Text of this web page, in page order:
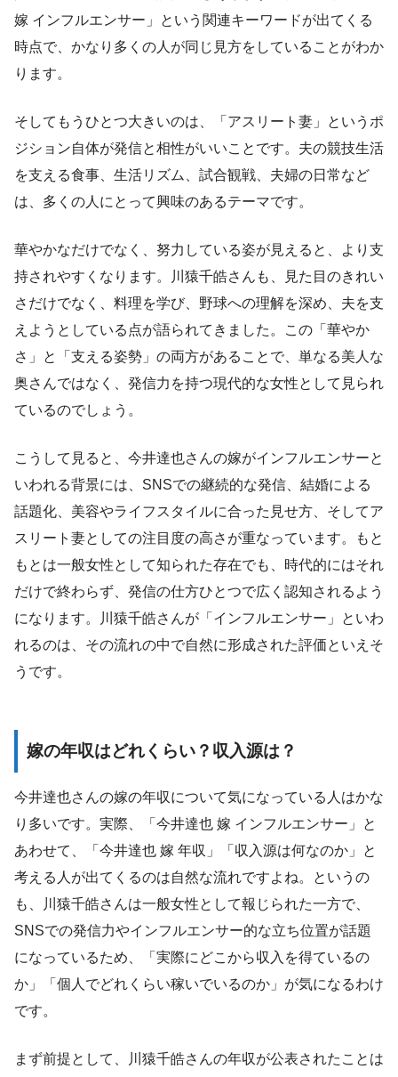
嫁 インフルエンサー」という関連キーワードが出てくる
時点で、かなり多くの人が同じ見方をしていることがわか
ります。
そしてもうひとつ大きいのは、「アスリート妻」というポ
ジション自体が発信と相性がいいことです。夫の競技生活
を支える食事、生活リズム、試合観戦、夫婦の日常など
は、多くの人にとって興味のあるテーマです。
華やかなだけでなく、努力している姿が見えると、より支
持されやすくなります。川猿千皓さんも、見た目のきれい
さだけでなく、料理を学び、野球への理解を深め、夫を支
えようとしている点が語られてきました。この「華やか
さ」と「支える姿勢」の両方があることで、単なる美人な
奥さんではなく、発信力を持つ現代的な女性として見られ
ているのでしょう。
こうして見ると、今井達也さんの嫁がインフルエンサーと
いわれる背景には、SNSでの継続的な発信、結婚による
話題化、美容やライフスタイルに合った見せ方、そしてア
スリート妻としての注目度の高さが重なっています。もと
もとは一般女性として知られた存在でも、時代的にはそれ
だけで終わらず、発信の仕方ひとつで広く認知されるよう
になります。川猿千皓さんが「インフルエンサー」といわ
れるのは、その流れの中で自然に形成された評価といえそ
うです。
嫁の年収はどれくらい？収入源は？
今井達也さんの嫁の年収について気になっている人はかな
り多いです。実際、「今井達也 嫁 インフルエンサー」と
あわせて、「今井達也 嫁 年収」「収入源は何なのか」と
考える人が出てくるのは自然な流れですよね。というの
も、川猿千皓さんは一般女性として報じられた一方で、
SNSでの発信力やインフルエンサー的な立ち位置が話題
になっているため、「実際にどこから収入を得ているの
か」「個人でどれくらい稼いでいるのか」が気になるわけ
です。
まず前提として、川猿千皓さんの年収が公表されたことは